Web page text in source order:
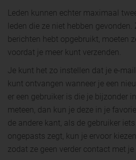
Leden kunnen echter maximaal
leden die ze niet hebben gevonden.
berichten hebt opgebruikt, moeten
voordat je meer kunt verzenden.
Je kunt het zo instellen dat je e-
kunt ontvangen wanneer je een
er een gebruiker is die je bijzonder
meteen, dan kun je deze in je
de andere kant, als de gebruiker
ongepasts zegt, kun je ervoor
zodat ze geen verder contact met